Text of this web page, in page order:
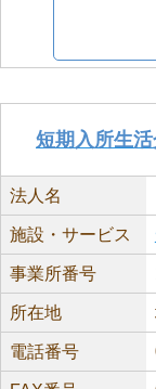
短期入所生
法人名
施設・サービス
事業所番号
所在地
電話番号